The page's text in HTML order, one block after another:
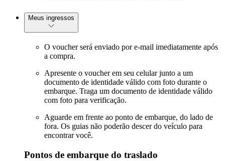
Meus ingressos
O voucher será enviado por e-mail imediatamente após
a compra.
Apresente o voucher em seu celular junto a um
documento de identidade válido com foto durante o
embarque. Traga um documento de identidade válido
com foto para verificação.
Aguarde em frente ao ponto de embarque, do lado de
fora. Os guias não poderão descer do veículo para
encontrar você.
Pontos de embarque do traslado